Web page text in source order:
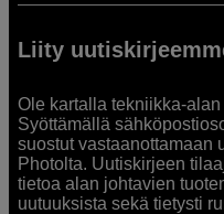
Liity
Ole kartalla tekniikka-
Syöttämällä
suostut vastaanottamaan
Photolta. Uutiskirjeen
tietoa alan johtavien
uutuuksista sekä tietysti